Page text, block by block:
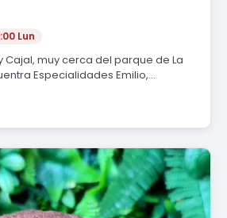
Lun
Cajal, muy cerca del parque de La
Especialidades Emilio,…